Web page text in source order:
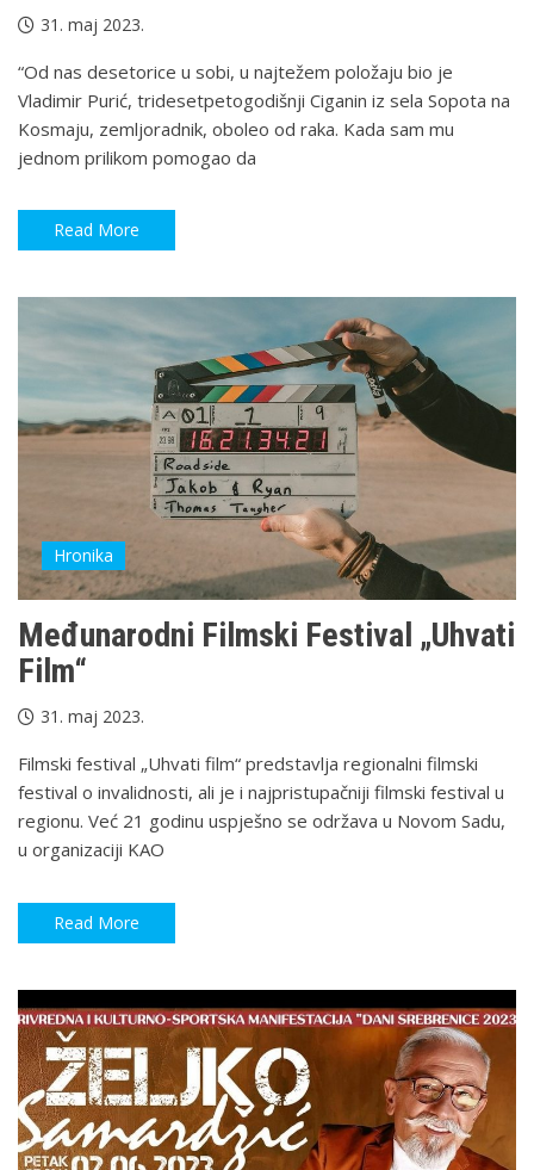
31. maj 2023.
“Od nas desetorice u sobi, u najtežem položaju bio je
Vladimir Purić, tridesetpetogodišnji Ciganin iz sela Sopota na
Kosmaju, zemljoradnik, oboleo od raka. Kada sam mu
jednom prilikom pomogao da
Read More
Hronika
Međunarodni Filmski Festival „Uhvati
Film“
31. maj 2023.
Filmski festival „Uhvati film“ predstavlja regionalni filmski
festival o invalidnosti, ali je i najpristupačniji filmski festival u
regionu. Već 21 godinu uspješno se održava u Novom Sadu,
u organizaciji KAO
Read More